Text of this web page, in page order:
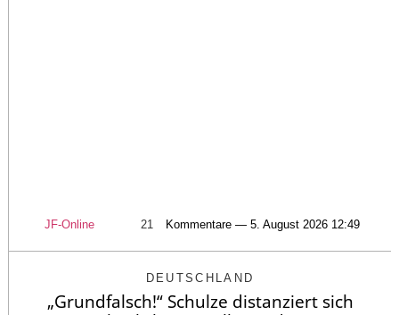
JF-Online 21 Kommentare — 5. August 2026 12:49
DEUTSCHLAND
„Grundfalsch!“ Schulze distanziert sich